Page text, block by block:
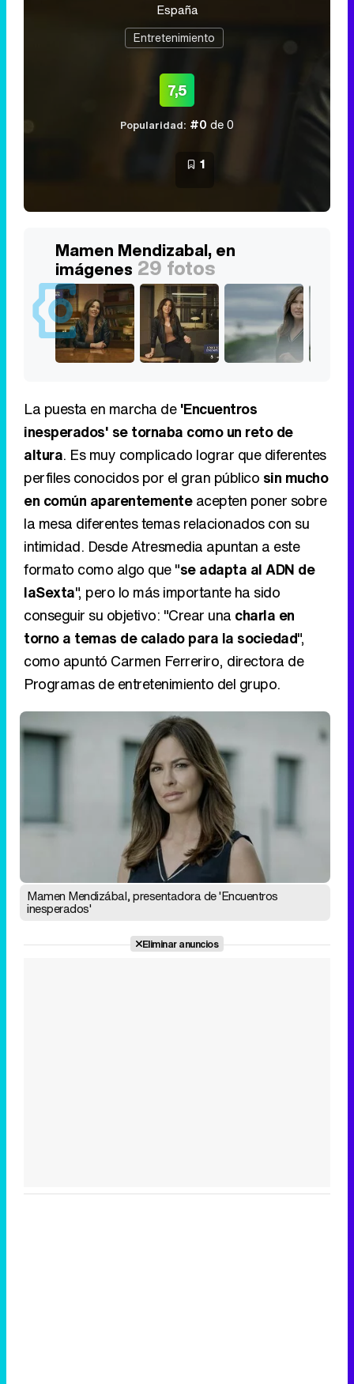
España
Entretenimiento
7,5
Popularidad: #0 de 0
1
Mamen Mendizabal, en
imágenes 29 fotos
La puesta en marcha de'Encuentros
inesperados' se tornaba como un reto de
altura. Es muy complicado lograr que diferentes
perfiles conocidos por el gran público sin mucho
en común aparentementeacepten poner sobre
la mesa diferentes temas relacionados con su
intimidad. Desde Atresmedia apuntan a este
formato como algo que "se adapta al ADN de
laSexta", pero lo más importante ha sido
conseguir su objetivo: "Crear una charla en
torno a temas de calado para la sociedad",
como apuntó Carmen Ferreriro, directora de
Programas de entretenimiento del grupo.
Mamen Mendizábal, presentadora de 'Encuentros
inesperados'
Eliminar anuncios